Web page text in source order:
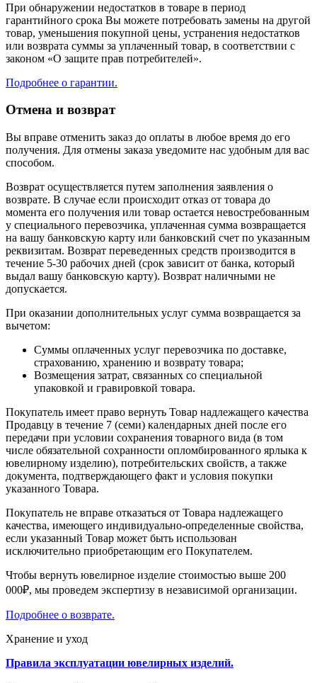
При обнаружении недостатков в товаре в период
гарантийного срока Вы можете потребовать замены на другой
товар, уменьшения покупной цены, устранения недостатков
или возврата суммы за уплаченный товар, в соответствии с
законом «О защите прав потребителей».
Подробнее о гарантии.
Отмена и возврат
Вы вправе отменить заказ до оплаты в любое время до его
получения. Для отмены заказа уведомите нас удобным для вас
способом.
Возврат осуществляется путем заполнения заявления о
возврате. В случае если происходит отказ от товара до
момента его получения или товар остается невостребованным
у специального перевозчика, уплаченная сумма возвращается
на вашу банковскую карту или банковский счет по указанным
реквизитам. Возврат переведенных средств производится в
течение 5-30 рабочих дней (срок зависит от банка, который
выдал вашу банковскую карту). Возврат наличными не
допускается.
При оказании дополнительных услуг сумма возвращается за
вычетом:
Суммы оплаченных услуг перевозчика по доставке,
страхованию, хранению и возврату товара;
Возмещения затрат, связанных со специальной
упаковкой и гравировкой товара.
Покупатель имеет право вернуть Товар надлежащего качества
Продавцу в течение 7 (семи) календарных дней после его
передачи при условии сохранения товарного вида (в том
числе обязательной сохранности опломбированного ярлыка к
ювелирному изделию), потребительских свойств, а также
документа, подтверждающего факт и условия покупки
указанного Товара.
Покупатель не вправе отказаться от Товара надлежащего
качества, имеющего индивидуально-определенные свойства,
если указанный Товар может быть использован
исключительно приобретающим его Покупателем.
Чтобы вернуть ювелирное изделие стоимостью выше 200
000₽, мы проведем экспертизу в независимой организации.
Подробнее о возврате.
Хранение и уход
Правила эксплуатации ювелирных изделий.